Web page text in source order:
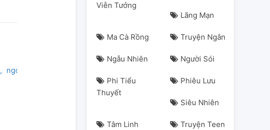
ngontinh
Viễn Tưởng
Lãng Mạn
Ma Cà Rồng Truyện Ngắn
Ngẫu Nhiên Người Sói
Phi Tiểu
Thuyết
Phiêu Lưu
Siêu Nhiên
Tâm Linh Truyện Teen